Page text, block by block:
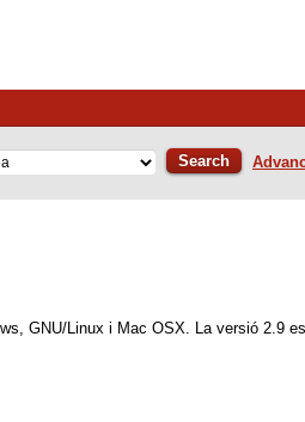
Search
GNU/Linux i Mac OSX. La versió 2.9